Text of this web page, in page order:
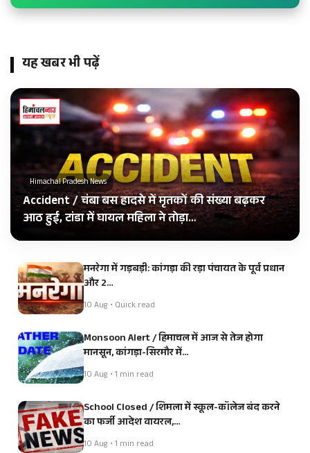
यह खबर भी पढ़ें
Himachal Pradesh News
Accident / चंबा बस हादसे में मृतकों की संख्या बढ़कर
आठ हुई, टांडा में घायल महिला ने तोड़ा…
मनरेगा में गड़बड़ी: कांगड़ा की रड़ा पंचायत के पूर्व प्रधान
और 2…
10 Aug • Quick read
Monsoon Alert / हिमाचल में आज से तेज होगा
मानसून, कांगड़ा-सिरमौर में…
10 Aug • 1 min read
School Closed / शिमला में स्कूल-कॉलेज बंद करने
का फर्जी आदेश वायरल,…
10 Aug • 1 min read